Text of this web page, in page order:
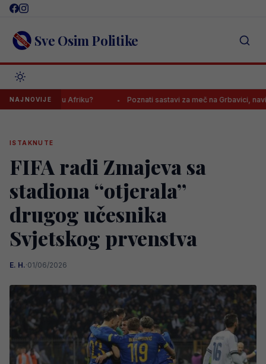
Skip
content Sve Osim Politike
NAJNOVIJE
seli u Afriku? Poznati sastavi za meč na Grbavici, navijači Želje:
ISTAKNUTE
FIFA radi Zmajeva sa
stadiona “otjerala”
drugog učesnika
Svjetskog prvenstva
E. H.·01/06/2026